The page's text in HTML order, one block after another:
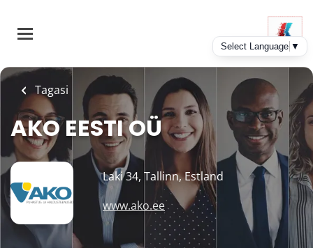
main
Tagasi
AKO EESTI OÜ
Laki 34, Tallinn, Estland
www.ako.ee